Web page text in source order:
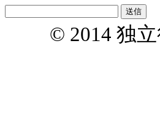
© 2014 独